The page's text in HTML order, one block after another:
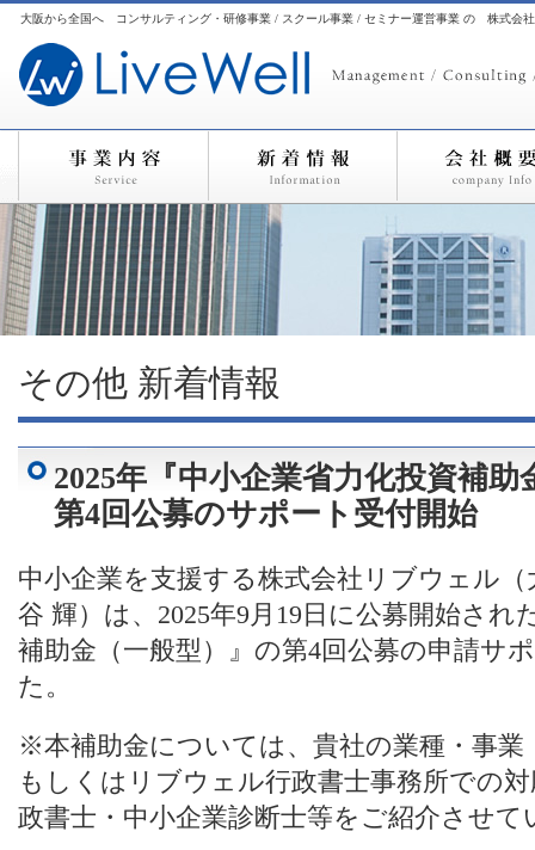
大阪から全国へ コンサルティング・研修事業 / スクール事業 / セミナー運営事業 の 株式会
その他 新着情報
2025年『中小企業省力化投資補助
第4回公募のサポート受付開始
中小企業を支援する株式会社リブウェル
谷 輝）は、2025年9月19日に公募開始され
補助金（一般型）』の第4回公募の申請サ
た。
※本補助金については、貴社の業種・事業
もしくはリブウェル行政書士事務所での
政書士・中小企業診断士等をご紹介させ